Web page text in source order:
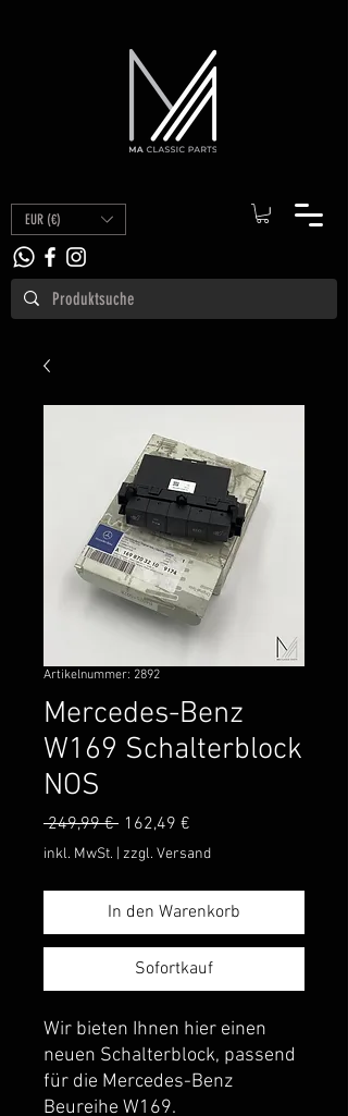
EUR (€)
Artikelnummer: 2892
Mercedes-Benz
W169 Schalterblock
NOS
249,99 € Standardpreis
162,49 €
Preis
inkl. MwSt. zzgl. Versand
In den Warenkorb
Sofortkauf
Wir bieten Ihnen hier einen
neuen Schalterblock, passend
für die Mercedes-Benz
Beureihe W169.